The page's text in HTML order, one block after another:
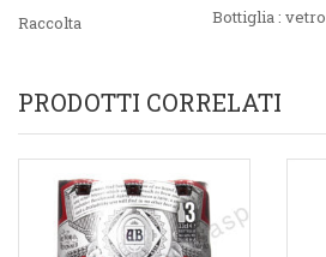
Raccolta
Bottiglia : vetro
PRODOTTI CORRELATI